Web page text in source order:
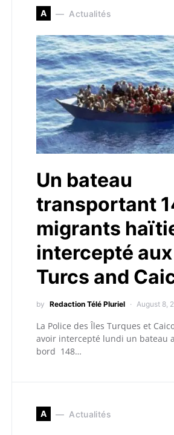
A Actualités
Un bateau
transportant
migrants
intercepté
Turcs and
by Redaction Télé Pluriel August 8,
La Police des Îles Turques et
avoir intercepté lundi un bateau
bord 148…
A Actualités